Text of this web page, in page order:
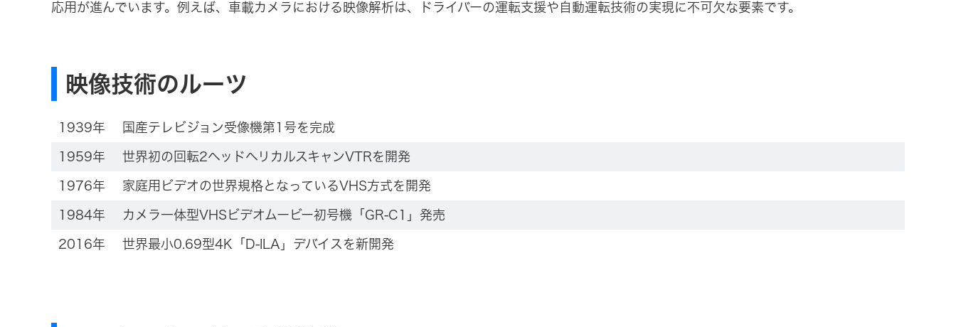
応用が進んでいます。例えば、車載カメラにおける映像解析は、ドライバーの運転支援や自動運転技術の実現に不可欠な要素です。
映像技術のルーツ
1939年 国産テレビジョン受像機第1号を完成
1959年 世界初の回転2ヘッドヘリカルスキャンVTRを開発
1976年 家庭用ビデオの世界規格となっているVHS方式を開発
1984年 カメラ一体型VHSビデオムービー初号機「GR-C1」発売
2016年 世界最小0.69型4K「D-ILA」デバイスを新開発